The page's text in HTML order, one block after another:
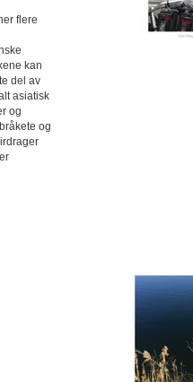
flere
kan
del av
asiatisk
og
og